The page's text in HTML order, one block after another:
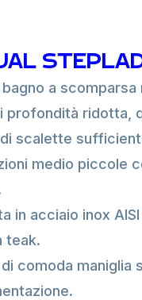
a scomparsa
profondità ridotta,
di scalette
medio piccole
in acciaio inox
teak.
comoda maniglia